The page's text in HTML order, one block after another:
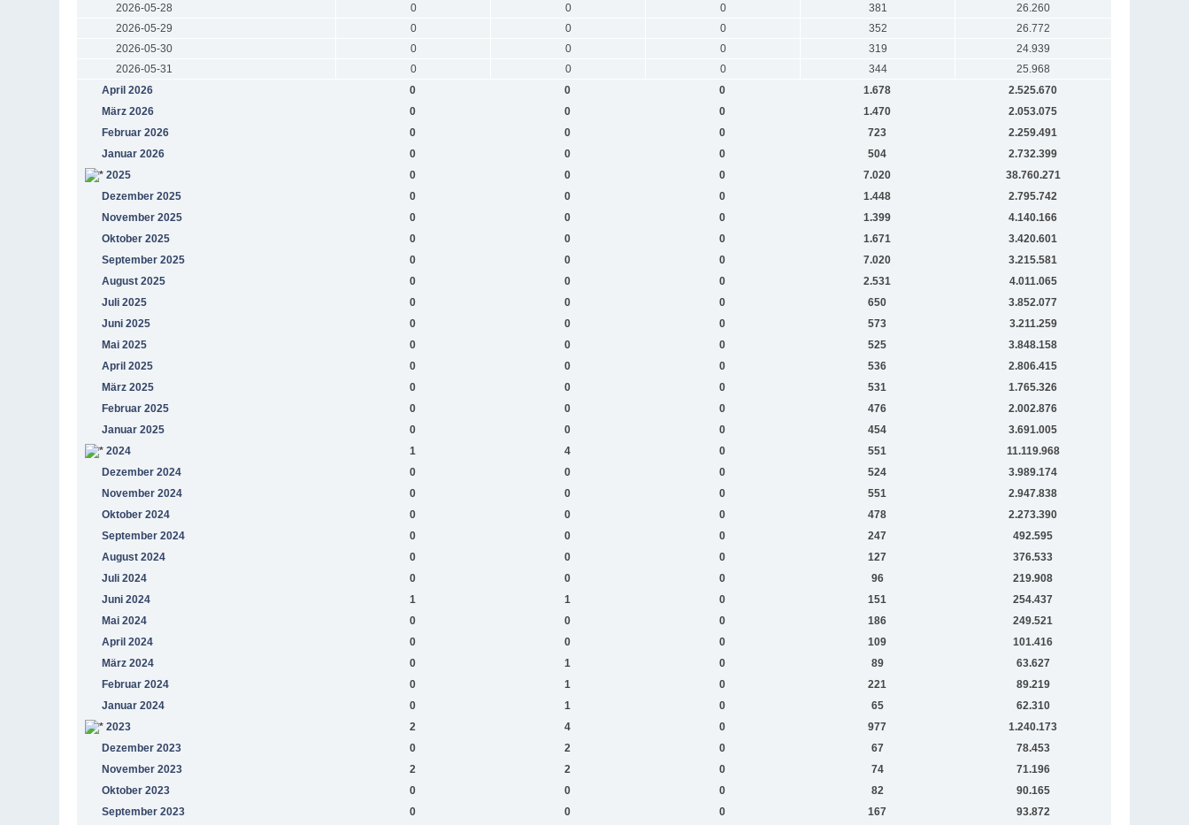
2026-05-28
0 0 0 381
26.260
2026-05-29
0 0 0 352
26.772
2026-05-30
0 0 0 319
24.939
2026-05-31
0 0 0 344
25.968
April 2026
0 0 0 1.678
2.525.670
März 2026
0 0 0 1.470
2.053.075
Februar 2026
0 0 0 723
2.259.491
Januar 2026
0 0 0 504
2.732.399
2025
0 0 0 7.020
38.760.271
Dezember 2025
0 0 0 1.448
2.795.742
November 2025
0 0 0 1.399
4.140.166
Oktober 2025
0 0 0 1.671
3.420.601
September 2025
0 0 0 7.020
3.215.581
August 2025
0 0 0 2.531
4.011.065
Juli 2025
0 0 0 650
3.852.077
Juni 2025
0 0 0 573
3.211.259
Mai 2025
0 0 0 525
3.848.158
April 2025
0 0 0 536
2.806.415
März 2025
0 0 0 531
1.765.326
Februar 2025
0 0 0 476
2.002.876
Januar 2025
0 0 0 454
3.691.005
2024
1 4 0 551
11.119.968
Dezember 2024
0 0 0 524
3.989.174
November 2024
0 0 0 551
2.947.838
Oktober 2024
0 0 0 478
2.273.390
September 2024
0 0 0 247
492.595
August 2024
0 0 0 127
376.533
Juli 2024
0 0 0 96
219.908
Juni 2024
1 1 0 151
254.437
Mai 2024
0 0 0 186
249.521
April 2024
0 0 0 109
101.416
März 2024
0 1 0 89
63.627
Februar 2024
0 1 0 221
89.219
Januar 2024
0 1 0 65
62.310
2023
2 4 0 977
1.240.173
Dezember 2023
0 2 0 67
78.453
November 2023
2 2 0 74
71.196
Oktober 2023
0 0 0 82
90.165
September 2023
0 0 0 167 93.872